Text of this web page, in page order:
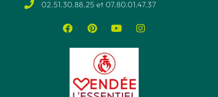
02.51.30.88.25 et 07.80.01.47.37​